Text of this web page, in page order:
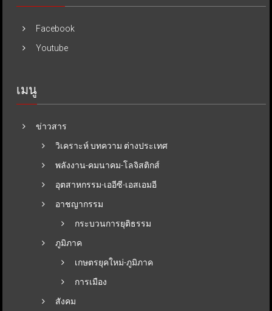
Facebook
Youtube
เมนู
ข่าวสาร
วิเคราะห์ บทความ ต่างประเทศ
พลังงาน-คมนาคม-โลจิสติกส์
อุตสาหกรรม-เออีซี-เอสเอมอี
อาชญากรรม
กระบวนการยุติธรรม
ภูมิภาค
เกษตรยุคใหม่-ภูมิภาค
การเมือง
สังคม